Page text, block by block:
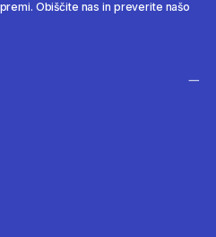
Obiščite nas in preverite našo